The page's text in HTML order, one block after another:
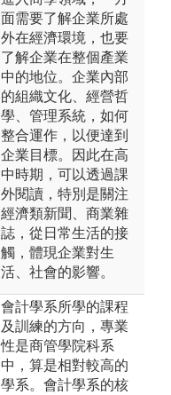
面需要了解企業所處
外在經濟環境，也要
了解企業在整個產業
中的地位。企業內部
的組織文化、經營哲
學、管理系統，如何
整合運作，以便達到
企業目標。因此在高
中時期，可以透過課
外閱讀，特別是關注
經濟類新聞、商業雜
誌，從日常生活的接
觸，體現企業對生
活、社會的影響。
會計學系所學的課程
及訓練的方向，專業
性是商管學院科系
中，算是相對較高的
學系。會計學系的核